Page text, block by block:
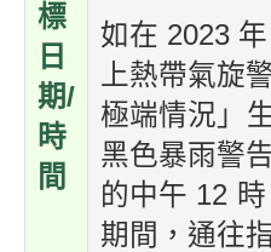
標
日
期/
時
間
如在 2023
上熱帶氣旋
極端情況」
黑色暴雨警
的中午 12
期間，通往